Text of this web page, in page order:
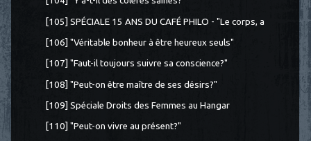
[105] SPÉCIALE 15 ANS DU CAFÉ PHILO - "Le corps, a
[106] "Véritable bonheur à être heureux seuls"
[107] "Faut-il toujours suivre sa conscience?"
[108] "Peut-on être maître de ses désirs?"
[109] Spéciale Droits des Femmes au Hangar
[110] "Peut-on vivre au présent?"